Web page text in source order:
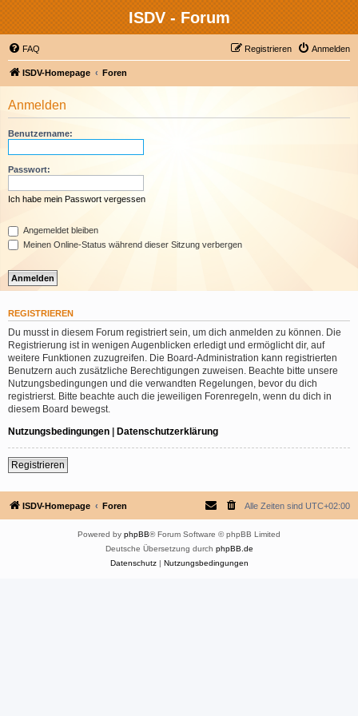
ISDV - Forum
FAQ Anmelden
Registrieren
ISDV-Homepage Foren
Anmelden
Benutzername:
Passwort:
Ich habe mein Passwort vergessen
Angemeldet bleiben
Meinen Online-Status während dieser Sitzung verbergen
REGISTRIEREN
Du musst in diesem Forum registriert sein, um dich anmelden zu können. Die
Registrierung ist in wenigen Augenblicken erledigt und ermöglicht dir, auf
weitere Funktionen zuzugreifen. Die Board-Administration kann registrierten
Benutzern auch zusätzliche Berechtigungen zuweisen. Beachte bitte unsere
Nutzungsbedingungen und die verwandten Regelungen, bevor du dich
registrierst. Bitte beachte auch die jeweiligen Forenregeln, wenn du dich in
diesem Board bewegst.
Nutzungsbedingungen | Datenschutzerklärung
Registrieren
ISDV-Homepage Foren Alle Zeiten sind UTC+02:00
Powered by phpBB® Forum Software © phpBB Limited
Deutsche Übersetzung durch phpBB.de
Datenschutz| Nutzungsbedingungen